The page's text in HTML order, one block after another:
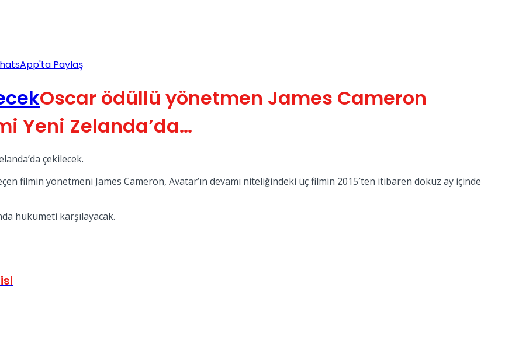
Paylaş
Oscar ödüllü yönetmen James Cameron
Yeni Zelanda’da…
çekilecek.
filmin yönetmeni James Cameron, Avatar’ın devamı niteliğindeki üç filmin 2015′ten itibaren dokuz ay içinde
hükümeti karşılayacak.